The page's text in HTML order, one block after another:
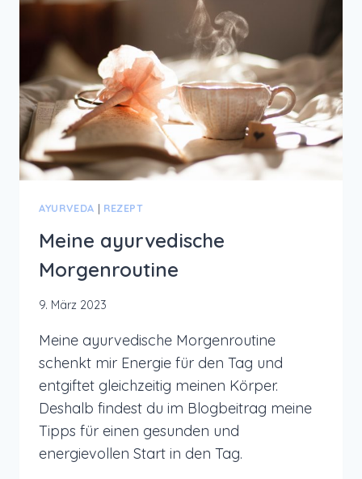
AYURVEDA | REZEPT
Meine ayurvedische
Morgenroutine
9. März 2023
Meine ayurvedische Morgenroutine
schenkt mir Energie für den Tag und
entgiftet gleichzeitig meinen Körper.
Deshalb findest du im Blogbeitrag meine
Tipps für einen gesunden und
energievollen Start in den Tag.